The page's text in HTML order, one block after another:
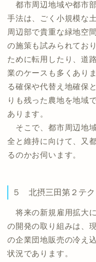
都市周辺地域や都市
手法は、ごく小規模な
周辺部で貴重な緑地空
の施策も試みられてお
ために転用したり、道
業のケースも多くあり
る確保や代替え地確保
りも残った農地を地域
あります。
そこで、都市周辺地
全と維持に向けて、又
るのかお伺います。
５ 北摂三田第２テク
将来の新規雇用拡大
の開発の取り組みは、
の企業団地販売の冷え
状況であります。